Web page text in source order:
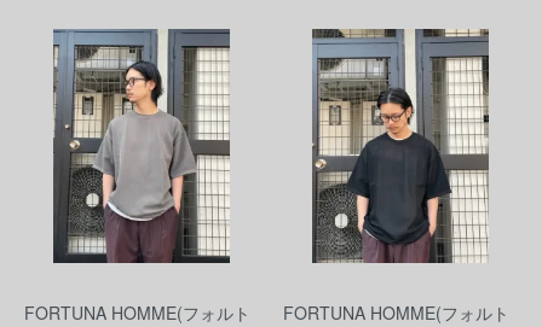
FORTUNA HOMME(フォルト
FORTUNA HOMME(フォルト